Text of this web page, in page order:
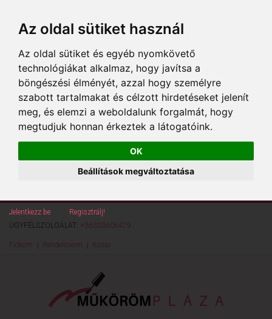
Az oldal sütiket használ
Az oldal sütiket és egyéb nyomkövető
technológiákat alkalmaz, hogy javítsa a
böngészési élményét, azzal hogy személyre
szabott tartalmakat és célzott hirdetéseket jelenít
meg, és elemzi a weboldalunk forgalmát, hogy
megtudjuk honnan érkeztek a látogatóink.
OK
Beállítások megváltoztatása
Jelentkezz be
Regisztrálj!
ÜGYFÉLSZOLGÁLAT: +36303606429
Fiókom Rendeléseim Kosár